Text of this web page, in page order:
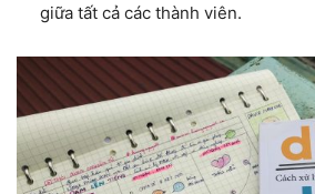
giữa tất cả các thành viên.